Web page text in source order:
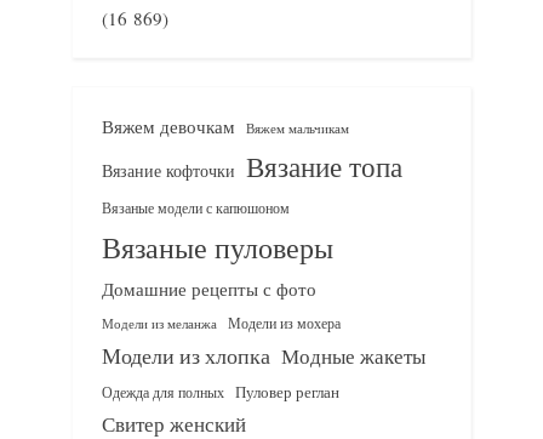
(16 869)
Вяжем девочкам Вяжем мальчикам
Вязание кофточки Вязание топа
Вязаные модели с капюшоном
Вязаные пуловеры
Домашние рецепты с фото
Модели из меланжа Модели из мохера
Модели из хлопка Модные жакеты
Одежда для полных Пуловер реглан
Свитер женский